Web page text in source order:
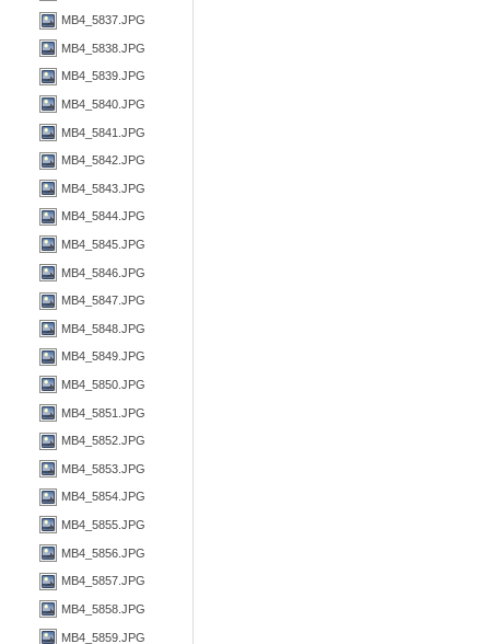
MB4_5837.JPG
MB4_5838.JPG
MB4_5839.JPG
MB4_5840.JPG
MB4_5841.JPG
MB4_5842.JPG
MB4_5843.JPG
MB4_5844.JPG
MB4_5845.JPG
MB4_5846.JPG
MB4_5847.JPG
MB4_5848.JPG
MB4_5849.JPG
MB4_5850.JPG
MB4_5851.JPG
MB4_5852.JPG
MB4_5853.JPG
MB4_5854.JPG
MB4_5855.JPG
MB4_5856.JPG
MB4_5857.JPG
MB4_5858.JPG
MB4_5859.JPG